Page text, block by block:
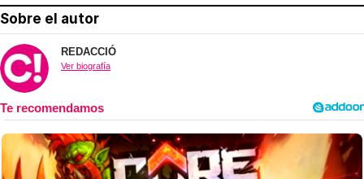
Sobre el autor
REDACCIÓ
Ver biografía